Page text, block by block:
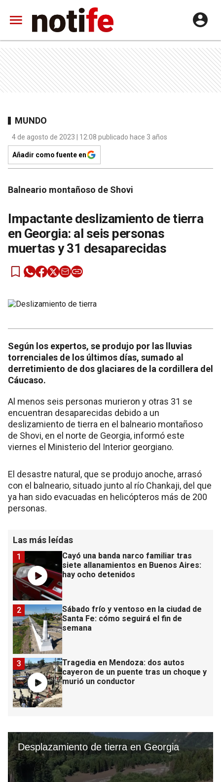
MUNDO
4 de agosto de 2023 | 12:08 publicado hace 3 años
Añadir como fuente en
Balneario montañoso de Shovi
Impactante deslizamiento de tierra
en Georgia: al seis personas
muertas y 31 desaparecidas
Según los expertos, se produjo por las lluvias
torrenciales de los últimos días, sumado al
derretimiento de dos glaciares de la cordillera del
Cáucaso.
Al menos seis personas murieron y otras 31 se
encuentran desaparecidas debido a un
deslizamiento de tierra en el balneario montañoso
de Shovi, en el norte de Georgia, informó este
viernes el Ministerio del Interior georgiano.
El desastre natural, que se produjo anoche, arrasó
con el balneario, situado junto al río Chankaji, del que
ya han sido evacuadas en helicópteros más de 200
personas.
Las más leídas
Cayó una banda narco familiar tras
siete allanamientos en Buenos Aires:
hay ocho detenidos
1
Sábado frío y ventoso en la ciudad de
Santa Fe: cómo seguirá el fin de
semana
2
Tragedia en Mendoza: dos autos
cayeron de un puente tras un choque y
murió un conductor
3